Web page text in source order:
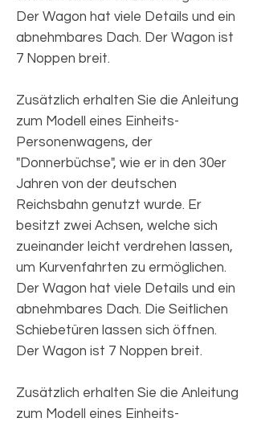
Der Wagon hat viele Details und ein
abnehmbares Dach. Der Wagon ist
7 Noppen breit.
Zusätzlich erhalten Sie die Anleitung
zum Modell eines Einheits-
Personenwagens, der
"Donnerbüchse", wie er in den 30er
Jahren von der deutschen
Reichsbahn genutzt wurde. Er
besitzt zwei Achsen, welche sich
zueinander leicht verdrehen lassen,
um Kurvenfahrten zu ermöglichen.
Der Wagon hat viele Details und ein
abnehmbares Dach. Die Seitlichen
Schiebetüren lassen sich öffnen.
Der Wagon ist 7 Noppen breit.
Zusätzlich erhalten Sie die Anleitung
zum Modell eines Einheits-